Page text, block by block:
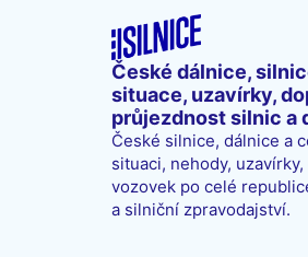
České dálnice,
situace, uzavírky,
průjezdnost silnic a
České silnice, dálnice a
situaci, nehody,
vozovek po celé
a silniční zpravodajství.